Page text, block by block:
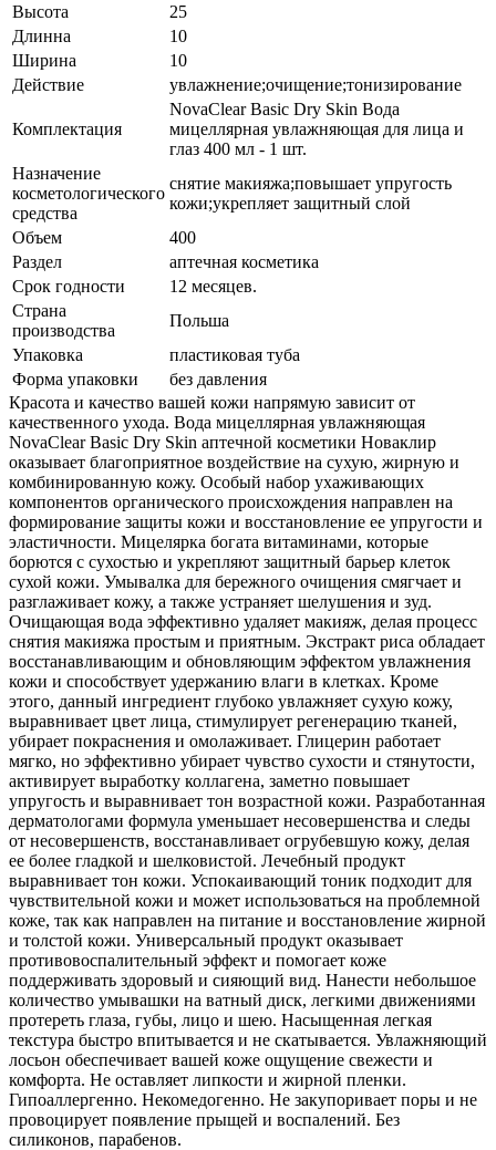
Высота
25
Длинна
10
Ширина
10
Действие
увлажнение;очищение;тонизирование
Комплектация
NovaClear Basic Dry Skin Вода
мицеллярная увлажняющая для лица и
глаз 400 мл - 1 шт.
Назначение
косметологического
средства
снятие макияжа;повышает упругость
кожи;укрепляет защитный слой
Объем
400
Раздел
аптечная косметика
Срок годности
12 месяцев.
Страна
производства
Польша
Упаковка
пластиковая туба
Форма упаковки
без давления
Красота и качество вашей кожи напрямую зависит от
качественного ухода. Вода мицеллярная увлажняющая
NovaClear Basic Dry Skin аптечной косметики Новаклир
оказывает благоприятное воздействие на сухую, жирную и
комбинированную кожу. Особый набор ухаживающих
компонентов органического происхождения направлен на
формирование защиты кожи и восстановление ее упругости и
эластичности. Мицелярка богата витаминами, которые
борются с сухостью и укрепляют защитный барьер клеток
сухой кожи. Умывалка для бережного очищения смягчает и
разглаживает кожу, а также устраняет шелушения и зуд.
Очищающая вода эффективно удаляет макияж, делая процесс
снятия макияжа простым и приятным. Экстракт риса обладает
восстанавливающим и обновляющим эффектом увлажнения
кожи и способствует удержанию влаги в клетках. Кроме
этого, данный ингредиент глубоко увлажняет сухую кожу,
выравнивает цвет лица, стимулирует регенерацию тканей,
убирает покраснения и омолаживает. Глицерин работает
мягко, но эффективно убирает чувство сухости и стянутости,
активирует выработку коллагена, заметно повышает
упругость и выравнивает тон возрастной кожи. Разработанная
дерматологами формула уменьшает несовершенства и следы
от несовершенств, восстанавливает огрубевшую кожу, делая
ее более гладкой и шелковистой. Лечебный продукт
выравнивает тон кожи. Успокаивающий тоник подходит для
чувствительной кожи и может использоваться на проблемной
коже, так как направлен на питание и восстановление жирной
и толстой кожи. Универсальный продукт оказывает
противовоспалительный эффект и помогает коже
поддерживать здоровый и сияющий вид. Нанести небольшое
количество умывашки на ватный диск, легкими движениями
протереть глаза, губы, лицо и шею. Насыщенная легкая
текстура быстро впитывается и не скатывается. Увлажняющий
лосьон обеспечивает вашей коже ощущение свежести и
комфорта. Не оставляет липкости и жирной пленки.
Гипоаллергенно. Некомедогенно. Не закупоривает поры и не
провоцирует появление прыщей и воспалений. Без
силиконов, парабенов.